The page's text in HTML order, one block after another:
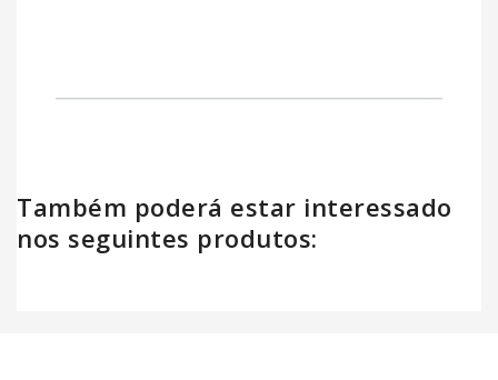
Também poderá estar interessado
nos seguintes produtos: